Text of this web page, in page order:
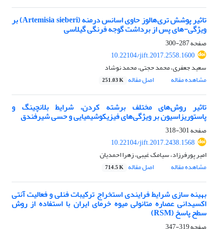
تاثیر پوشش تری‌هالوز حاوی اسانس درمنه (Artemisia sieberi) بر
ویژگی-های پس از برداشت گوجه فرنگی گیلاسی
صفحه287-300
10.22104/jift.2017.2558.1600
سعید جعفری، محمد حجتی، محمد نوشاد
مشاهده مقاله
اصل مقاله 251.03 K
تاثیر روش‌های مختلف برشته کردن، شرایط بلانچینگ و
پاستوریزاسیون بر ویژگی‌های فیزیکوشیمیایی و حسی شیرفندق
صفحه301-318
10.22104/jift.2017.2438.1568
امیر پورفرزاد، سیامک غیبی، زهرا احمدیان
مشاهده مقاله
اصل مقاله 714.5 K
بهینه سازی شرایط فرایندی استخراج ترکیبات فنلی و فعالیت آنتی
اکسیدانی عصاره متانولی میوه خرمای ایران با استفاده از روش
سطح پاسخ (RSM)